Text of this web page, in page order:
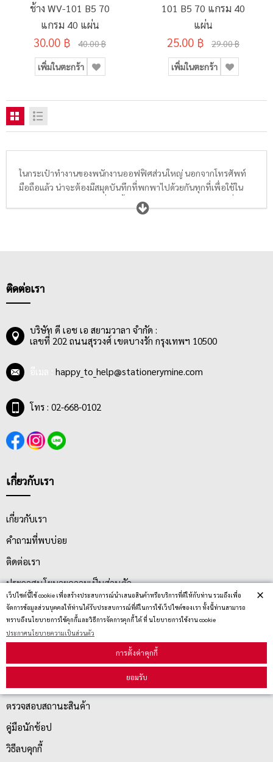
เว็ปไซต์นี้ใช้ cookie เพื่อสร้างประสบการณ์นำเสนอสินค้าหรือบริการที่ดีให้กับท่าน รวมถึงเพื่อ
จัดการข้อมูลส่วนบุคคลให้ท่านได้รับประสบการณ์ที่ดีในการใช้เว็ปไซต์ของเรา ทั้งนี้ท่านสามารถ
ทราบถึงนโยบายการใช้คุกกี้และวิธีการจัดการคุกกี้ ได้ ที่ นโยบายการใช้งาน cookie
ประกาศนโยบายความเป็นส่วนตัว
การตั้งค่าคุกกี้
ยอมรับ
×
ช้าง WV-101 B5 70
แกรม 40 แผ่น
30.00 ฿ 40.00 ฿
เพิ่มในตะกร้า
101 B5 70 แกรม 40
แผ่น
25.00 ฿ 29.00 ฿
เพิ่มในตะกร้า
ในกระเป๋าทำงานของพนักงานออฟฟิศส่วนใหญ่ นอกจากโทรศัพท์
มือถือแล้ว น่าจะต้องมีสมุดบันทึกที่พกพาไปด้วยกันทุกที่เพื่อใช้ใน
การจดรายละเอียดต่างๆที่เกิดขึ้นในชีวิตประจำวัน หรือจดงานที่
ต้องการพกเอาไว้เตือนความจำต่างๆ ดังนั้น
รักการจดบันทึกเหตุการณ์ต่างๆทุกช่วงเวลาในแต่ละปี
ติดต่อเรา
บริษัท ดี เอช เอ สยามวาลา จำกัด :
เลขที่ 202 ถนนสุรวงศ์ เขตบางรัก กรุงเทพฯ 10500
happy_to_help@stationerymine.com
โทร : 02-668-0102
เกี่ยวกับเรา
เกี่ยวกับเรา
คำถามที่พบบ่อย
ติดต่อเรา
ประกาศนโยบายความเป็นส่วนตัว
นโยบายการจัดส่ง
นโยบายการเปลี่ยน/คืน สินค้า
บริการลูกค้า
ตรวจสอบสถานะสินค้า
คู่มือนักช้อป
วิธีลบคุกกี้